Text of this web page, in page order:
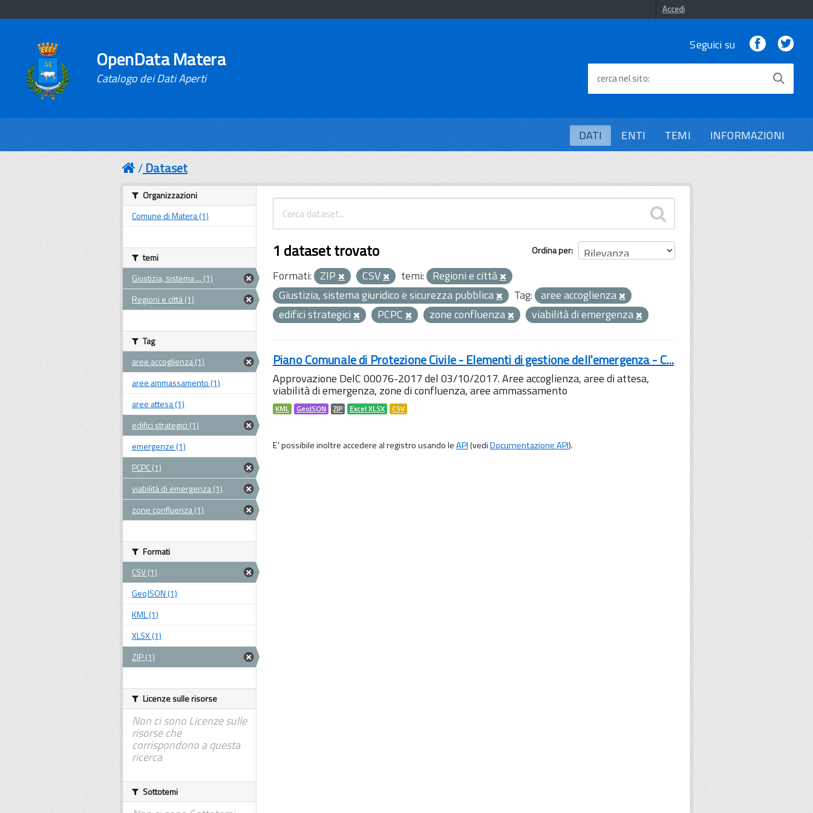
Accedi
OpenData Matera
Catalogo dei Dati Aperti
Seguici su Facebook
cerca nel sito
DATI ENTI TEMI INFORMAZIONI
Dataset
Ordina per
1 dataset trovato
Formati: ZIP CSV temi: Regioni e città
Giustizia, sistema giuridico e sicurezza pubblica
Tag: aree accoglienza
edifici strategici
PCPC zone confluenza viabilità di emergenza
Piano Comunale di Protezione Civile - Elementi di gestione dell'emergenza - C...
Approvazione DelC 00076-2017 del 03/10/2017. Aree accoglienza, aree di attesa,
viabilità di emergenza, zone di confluenza, aree ammassamento
KML GeoJSON ZIP Excel XLSX CSV
E' possibile inoltre accedere al registro usando leAPI(vediDocumentazione API).
Organizzazioni
Comune di Matera (1)
temi
Giustizia, sistema ... (1)
Regioni e città (1)
Tag
aree accoglienza (1)
aree ammassamento (1)
aree attesa (1)
edifici strategici (1)
emergenze (1)
PCPC (1)
viabilità di emergenza (1)
zone confluenza (1)
Formati
CSV (1)
GeoJSON (1)
KML (1)
XLSX (1)
ZIP (1)
Licenze sulle risorse
Non ci sono Licenze sulle
risorse che
corrispondono a questa
ricerca
Sottotemi